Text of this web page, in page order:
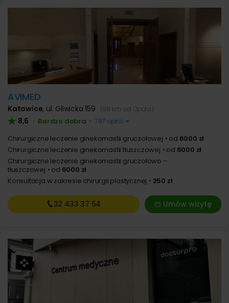
AVIMED
Katowice, ul. Gliwicka 159 (88 km od Opola)
8,6 • Bardzo dobra • 797 opinii
Chirurgiczne leczenie ginekomastii gruczołowej od 6000 zł
Chirurgiczne leczenie ginekomastii tłuszczowej
od 6000 zł
Chirurgiczne leczenie ginekomastii gruczołowo –
tłuszczowej
od 6000 zł
Konsultacja w zakresie chirurgii plastycznej
250 zł
Umów wizytę
32 433 37 54